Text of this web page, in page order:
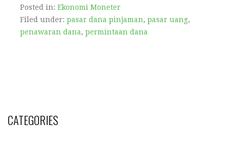
Posted in: Ekonomi Moneter
Filed under: pasar dana pinjaman, pasar uang,
penawaran dana, permintaan dana
CATEGORIES